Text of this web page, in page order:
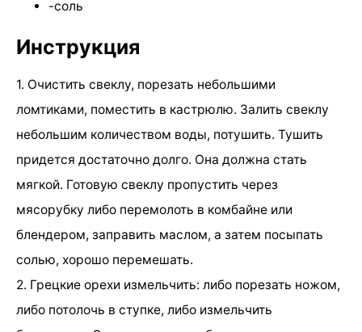
-соль
Инструкция
1. Очистить свеклу, порезать небольшими
ломтиками, поместить в кастрюлю. Залить свеклу
небольшим количеством воды, потушить. Тушить
придется достаточно долго. Она должна стать
мягкой. Готовую свеклу пропустить через
мясорубку либо перемолоть в комбайне или
блендером, заправить маслом, а затем посыпать
солью, хорошо перемешать.
2. Грецкие орехи измельчить: либо порезать ножом,
либо потолочь в ступке, либо измельчить